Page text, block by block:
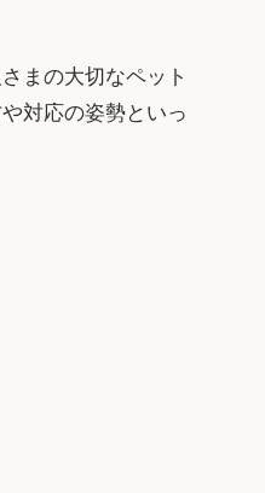
まの大切なペット
対応の姿勢といっ